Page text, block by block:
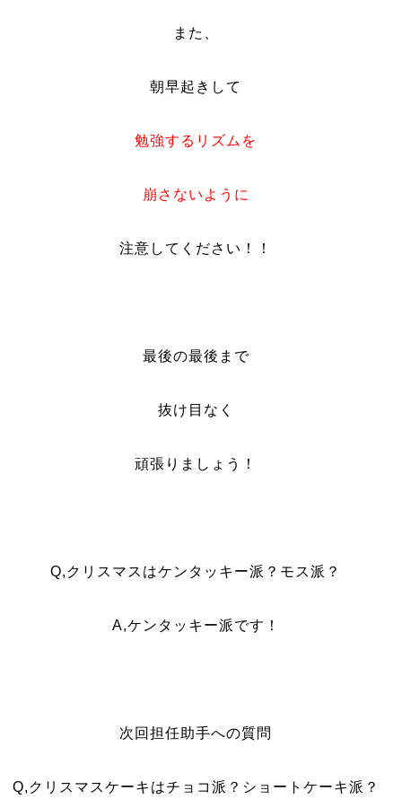
また、
朝早起きして
勉強するリズムを
崩さないように
注意してください！！
最後の最後まで
抜け目なく
頑張りましょう！
Q,クリスマスはケンタッキー派？モス派？
A,ケンタッキー派です！
次回担任助手への質問
Q,クリスマスケーキはチョコ派？ショートケーキ派？